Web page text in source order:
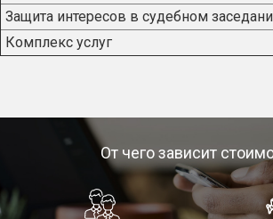
Защита интересов в судебном
Комплекс услуг
От чего зависит